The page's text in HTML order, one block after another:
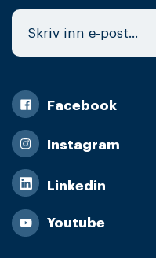
Facebook
Instagram
Linkedin
Youtube